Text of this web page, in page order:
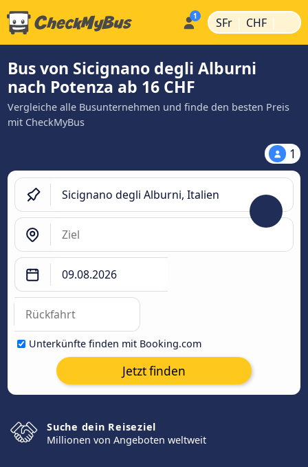
SFr | CHF |
Bus von Sicignano degli Alburni
nach Potenza ab 16 CHF
Vergleiche alle Busunternehmen und finde den besten Preis
mit CheckMyBus
1
Unterkünfte finden mit Booking.com
Jetzt finden
Suche dein Reiseziel
Millionen von Angeboten weltweit